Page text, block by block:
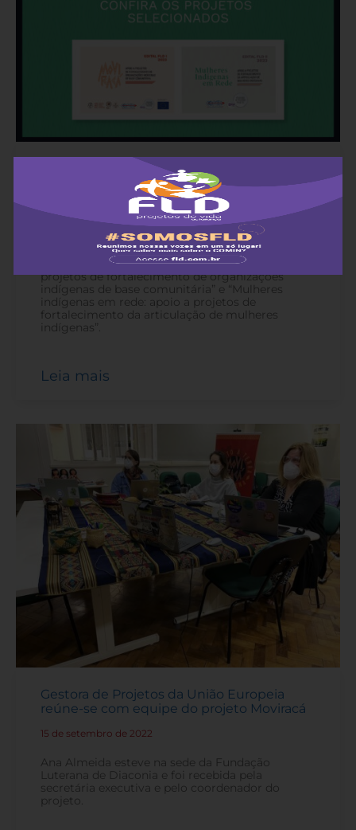
Divulgada lista de projetos apoiados pelos
editais “Moviracá” e “Mulheres Indígenas
5 de maio de 2023
Doze iniciativas de organizações indígenas foram
selecionadas nos editais “Moviracá: apoio a
projetos de fortalecimento de organizações
indígenas de base comunitária” e “Mulheres
indígenas em rede: apoio a projetos de
fortalecimento da articulação de mulheres
indígenas”.
Leia mais
Gestora de Projetos da União Europeia
reúne-se com equipe do projeto Moviracá
15 de setembro de 2022
Ana Almeida esteve na sede da Fundação
Luterana de Diaconia e foi recebida pela
secretária executiva e pelo coordenador do
projeto.